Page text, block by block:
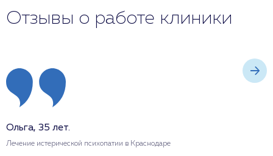
Отзывы о работе клиники
Ольга, 35 лет.
Лечение истерической психопатии в Краснодаре